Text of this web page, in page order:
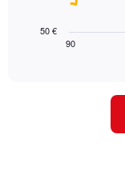
Wochentage
anzeigt.
Diagramm
90
50 €